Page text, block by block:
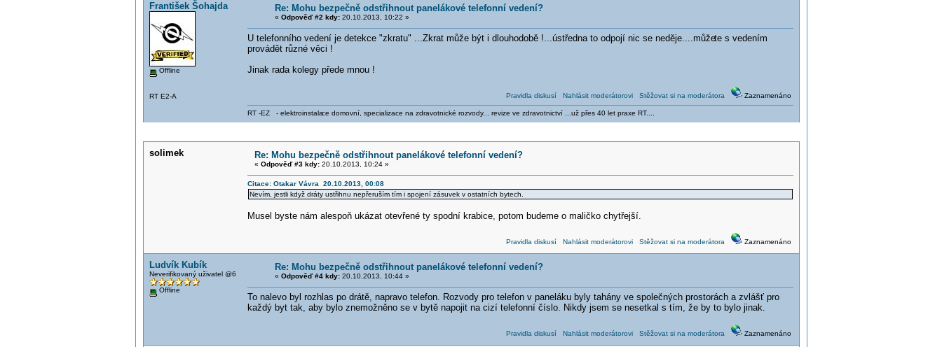
František Šohajda
Offline
RT E2-A
Re: Mohu bezpečně odstřihnout panelákové telefonní vedení?
« Odpověď #2 kdy:20.10.2013, 10:22 »
U telefonního vedení je detekce "zkratu" ...Zkrat může být i dlouhodobě !...ústředna to odpojí nic se neděje....můžete s vedením
provádět různé věci !
Jinak rada kolegy přede mnou !
Pravidla diskusí Nahlásit moderátorovi Stěžovat si na moderátora Zaznamenáno
RT -EZ - elektroinstalace domovní, specializace na zdravotnické rozvody... revize ve zdravotnictví ...už přes 40 let praxe RT....
solimek Re: Mohu bezpečně odstřihnout panelákové telefonní vedení?
« Odpověď #3 kdy:20.10.2013, 10:24 »
Citace: Otakar Vávra 20.10.2013, 00:08
Nevím, jestli když dráty ustřihnu nepřeruším tím i spojení zásuvek v ostatních bytech.
Musel byste nám alespoň ukázat otevřené ty spodní krabice, potom budeme o maličko chytřejší.
Pravidla diskusí Nahlásit moderátorovi Stěžovat si na moderátora Zaznamenáno
Ludvík Kubík
Neverifikovaný uživatel @6
Offline
Re: Mohu bezpečně odstřihnout panelákové telefonní vedení?
« Odpověď #4 kdy:20.10.2013, 10:44 »
To nalevo byl rozhlas po drátě, napravo telefon. Rozvody pro telefon v paneláku byly tahány ve společných prostorách a zvlášť pro
každý byt tak, aby bylo znemožněno se v bytě napojit na cizí telefonní číslo. Nikdy jsem se nesetkal s tím, že by to bylo jinak.
Pravidla diskusí Nahlásit moderátorovi Stěžovat si na moderátora Zaznamenáno